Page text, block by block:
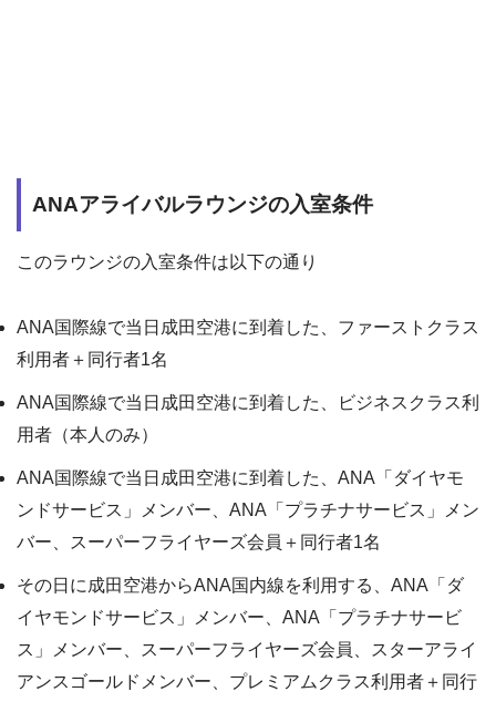
ANAアライバルラウンジの入室条件
このラウンジの入室条件は以下の通り
ANA国際線で当日成田空港に到着した、ファーストクラス
利用者＋同行者1名
ANA国際線で当日成田空港に到着した、ビジネスクラス利
用者（本人のみ）
ANA国際線で当日成田空港に到着した、ANA「ダイヤモ
ンドサービス」メンバー、ANA「プラチナサービス」メン
バー、スーパーフライヤーズ会員＋同行者1名
その日に成田空港からANA国内線を利用する、ANA「ダ
イヤモンドサービス」メンバー、ANA「プラチナサービ
ス」メンバー、スーパーフライヤーズ会員、スターアライ
アンスゴールドメンバー、プレミアムクラス利用者＋同行